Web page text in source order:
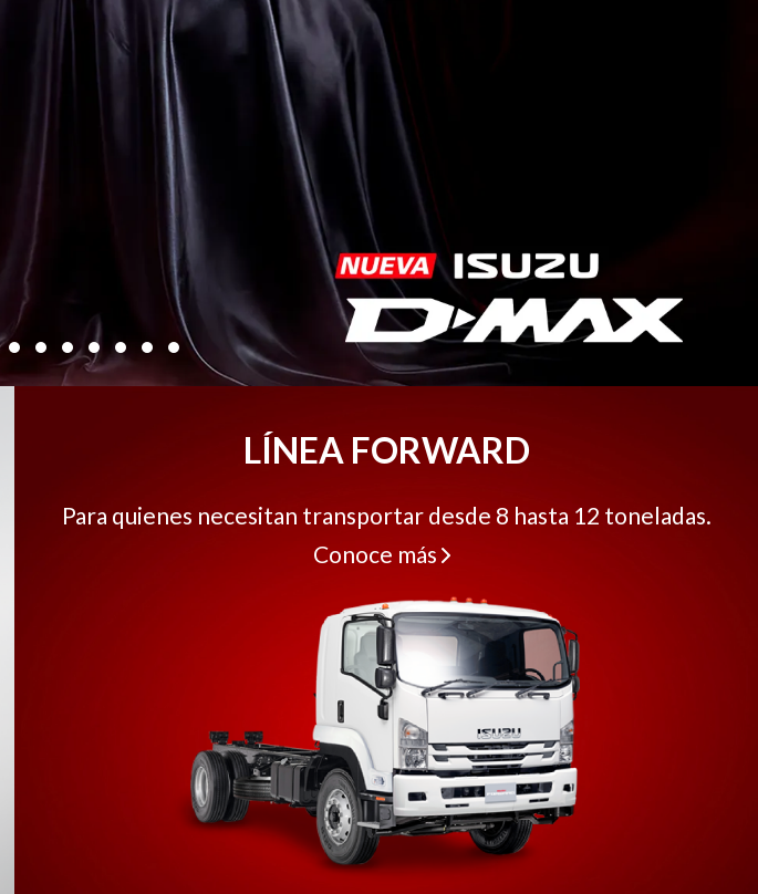
LÍNEA FORWARD
Para quienes necesitan transportar desde 8 hasta 12 toneladas.
Conoce más